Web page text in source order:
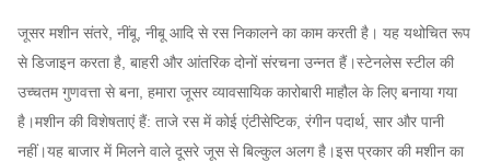
जूसर मशीन संतरे, नींबू, नीबू आदि से रस निकालने का काम करती है। यह यथोचित रूप
से डिजाइन करता है, बाहरी और आंतरिक दोनों संरचना उन्नत हैं।स्टेनलेस स्टील की
उच्चतम गुणवत्ता से बना, हमारा जूसर व्यावसायिक कारोबारी माहौल के लिए बनाया गया
है।मशीन की विशेषताएं हैं: ताजे रस में कोई एंटीसेप्टिक, रंगीन पदार्थ, सार और पानी
नहीं।यह बाजार में मिलने वाले दूसरे जूस से बिल्कुल अलग है।इस प्रकार की मशीन का